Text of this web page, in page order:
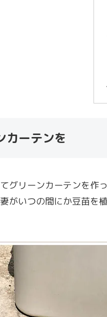
カーテンを
グリーンカーテンを作
がいつの間にか豆苗を